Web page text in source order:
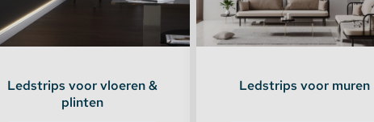
verlichting
Topmet
Ledstrips voor vloeren &
plinten
Ledstrips voor muren